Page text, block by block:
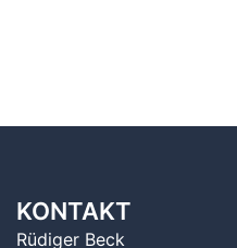
KONTAKT
Rüdiger Beck